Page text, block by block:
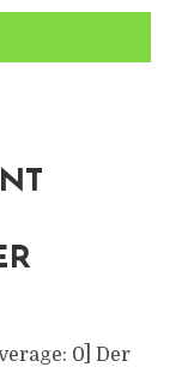
0] Der